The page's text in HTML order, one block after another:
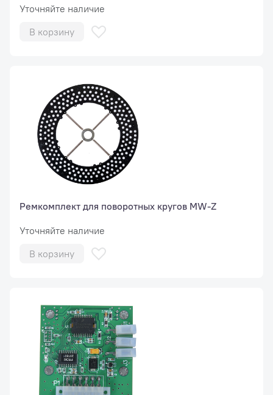
Уточняйте наличие
В корзину
Ремкомплект для поворотных кругов MW-Z
Уточняйте наличие
В корзину